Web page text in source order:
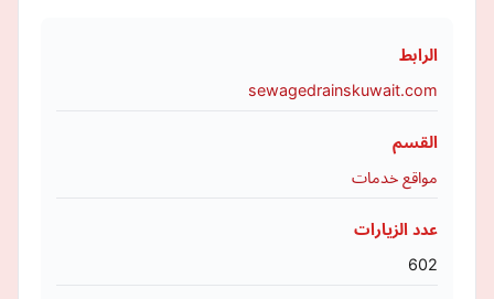
الرابط
sewagedrainskuwait.com
القسم
مواقع خدمات
عدد الزيارات
602